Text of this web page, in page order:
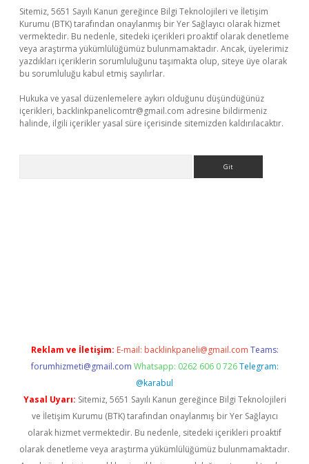
Sitemiz, 5651 Sayılı Kanun gereğince Bilgi Teknolojileri ve İletişim
Kurumu (BTK) tarafından onaylanmış bir Yer Sağlayıcı olarak hizmet
vermektedir. Bu nedenle, sitedeki içerikleri proaktif olarak denetleme
veya araştırma yükümlülüğümüz bulunmamaktadır. Ancak, üyelerimiz
yazdıkları içeriklerin sorumluluğunu taşımakta olup, siteye üye olarak
bu sorumluluğu kabul etmiş sayılırlar.
Hukuka ve yasal düzenlemelere aykırı olduğunu düşündüğünüz
içerikleri, backlinkpanelicomtr@gmail.com adresine bildirmeniz
halinde, ilgili içerikler yasal süre içerisinde sitemizden kaldırılacaktır.
Reklam ve İletişim: E-mail: backlinkpaneli@gmail.com Teams:
forumhizmeti@gmail.com Whatsapp: 0262 606 0 726 Telegram:
@karabul
Yasal Uyarı: Sitemiz, 5651 Sayılı Kanun gereğince Bilgi Teknolojileri
ve İletişim Kurumu (BTK) tarafından onaylanmış bir Yer Sağlayıcı
olarak hizmet vermektedir. Bu nedenle, sitedeki içerikleri proaktif
olarak denetleme veya araştırma yükümlülüğümüz bulunmamaktadır.